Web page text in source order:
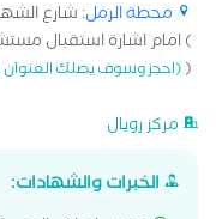
محطة الرمل: شارع
) امام اشارة استقبال
((احجز وسوف يصلك العنوان
مركز رويال
الخبرات والشهادات: